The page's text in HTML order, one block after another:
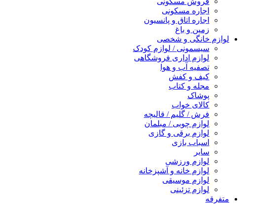
اجاره مسکونی
اجاره اتاق و پانسیون
زمین و باغ
لوازم خانگی و شخصی
سیسمونی / لوازم کودک
لوازم اداری فروشگاهی
تصفیه آب و هوا
کیف و کفش
مجله و کتاب
پوشاک
کالای خواب
فرش / گلیم / قالیچه
لوازم چوبی / مبلمان
لوازم برقی و گازی
اسباب بازی
سایر
لوازم ورزشی
لوازم خانه و آشپزخانه
لوازم موسیقی
لوازم تزئینی
متفرقه